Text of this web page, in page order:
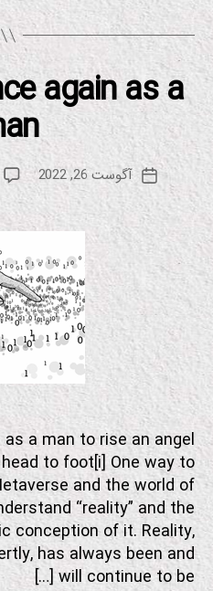
دسته‌هاس
م
ع
و
فن
ر
ف
ل
م
again as a
تاریخ
نوشته
آگوست 26, 2022
a man to rise an angel
to foot[i] One way to
and the world of
“reality” and the
conception of it. Reality,
has always been and
will continue to be […]